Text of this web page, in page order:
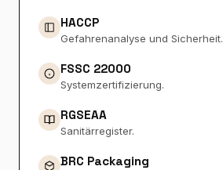
HACCP
Gefahrenanalyse und Sicherheit.
FSSC 22000
Systemzertifizierung.
RGSEAA
Sanitärregister.
BRC Packaging